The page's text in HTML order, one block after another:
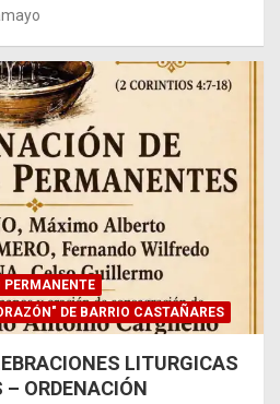
PERMANENTE
DE BARRIO CASTAÑARES
LITURGICAS
ORDENACIÓN